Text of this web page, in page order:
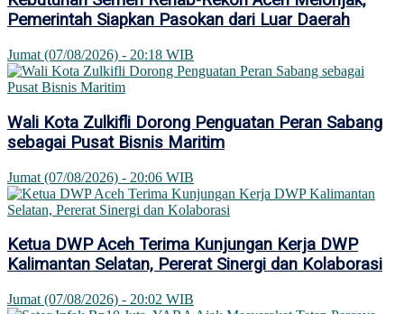
Pemerintah Siapkan Pasokan dari Luar Daerah
Jumat (07/08/2026) - 20:18 WIB
Wali Kota Zulkifli Dorong Penguatan Peran Sabang
sebagai Pusat Bisnis Maritim
Jumat (07/08/2026) - 20:06 WIB
Ketua DWP Aceh Terima Kunjungan Kerja DWP
Kalimantan Selatan, Pererat Sinergi dan Kolaborasi
Jumat (07/08/2026) - 20:02 WIB